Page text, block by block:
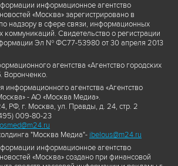
информационное агентство
«Москва» зарегистрировано в
надзору в сфере связи, информационных
коммуникаций. Свидетельство о регистрации
Эл № ФС77-53980 от 30 апреля 2013
агентства «Агентство городских
Воронченко.
информационного агентства «Агентство
- АО «Москва Медиа».
РФ, г. Москва, ул. Правды, д. 24, стр. 2
009-80-23
"Москва Медиа"- ibelous@m24.ru
информационное агентство
«Москва» создано при финансовой